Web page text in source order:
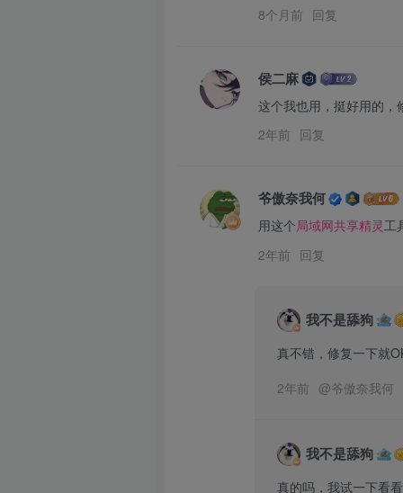
8个月前 回复
侯二麻
这个我也用，挺好用的，
2年前 回复
爷傲奈我何
用这个局域网共享精灵工
2年前 回复
我不是舔狗
真不错，修复一下就
2年前 @爷傲奈我何
我不是舔狗
真的吗，我试一下看看